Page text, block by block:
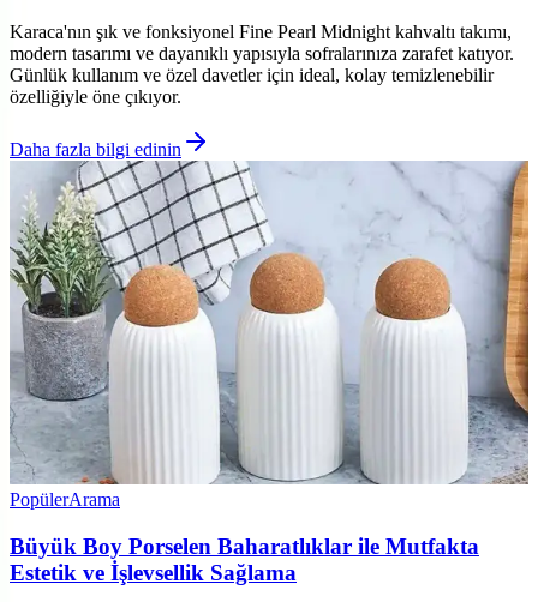
Karaca'nın şık ve fonksiyonel Fine Pearl Midnight kahvaltı takımı,
modern tasarımı ve dayanıklı yapısıyla sofralarınıza zarafet katıyor.
Günlük kullanım ve özel davetler için ideal, kolay temizlenebilir
özelliğiyle öne çıkıyor.
Daha fazla bilgi edinin
PopülerArama
Büyük Boy Porselen Baharatlıklar ile Mutfakta
Estetik ve İşlevsellik Sağlama